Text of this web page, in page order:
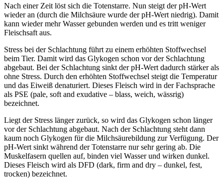
Nach einer Zeit löst sich die Totenstarre. Nun steigt der pH-Wert
wieder an (durch die Milchsäure wurde der pH-Wert niedrig). Damit
kann wieder mehr Wasser gebunden werden und es tritt weniger
Fleischsaft aus.
Stress bei der Schlachtung führt zu einem erhöhten Stoffwechsel
beim Tier. Damit wird das Glykogen schon vor der Schlachtung
abgebaut. Bei der Schlachtung sinkt der pH-Wert dadurch stärker als
ohne Stress. Durch den erhöhten Stoffwechsel steigt die Temperatur
und das Eiweiß denaturiert. Dieses Fleisch wird in der Fachsprache
als PSE (pale, soft and exudative – blass, weich, wässrig)
bezeichnet.
Liegt der Stress länger zurück, so wird das Glykogen schon länger
vor der Schlachtung abgebaut. Nach der Schlachtung steht dann
kaum noch Glykogen für die Milchsäurebildung zur Verfügung. Der
pH-Wert sinkt während der Totenstarre nur sehr gering ab. Die
Muskelfasern quellen auf, binden viel Wasser und wirken dunkel.
Dieses Fleisch wird als DFD (dark, firm and dry – dunkel, fest,
trocken) bezeichnet.